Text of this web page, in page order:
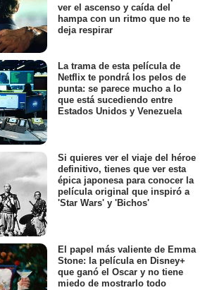
ver el ascenso y caída del
hampa con un ritmo que no te
deja respirar
La trama de esta película de
Netflix te pondrá los pelos de
punta: se parece mucho a lo
que está sucediendo entre
Estados Unidos y Venezuela
Si quieres ver el viaje del héroe
definitivo, tienes que ver esta
épica japonesa para conocer la
película original que inspiró a
'Star Wars' y 'Bichos'
El papel más valiente de Emma
Stone: la película en Disney+
que ganó el Oscar y no tiene
miedo de mostrarlo todo